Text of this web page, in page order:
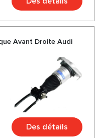
Avant Droite Audi
Des détails